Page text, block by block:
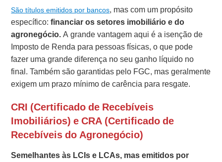
São títulos emitidos por bancos, mas com um propósito
específico:financiar os setores imobiliário e do
agronegócio.A grande vantagem aqui é a isenção de
Imposto de Renda para pessoas físicas, o que pode
fazer uma grande diferença no seu ganho líquido no
final. Também são garantidas pelo FGC, mas geralmente
exigem um prazo mínimo de carência para resgate.
CRI (Certificado de Recebíveis
Imobiliários) e CRA (Certificado de
Recebíveis do Agronegócio)
Semelhantes às LCIs e LCAs, mas emitidos por